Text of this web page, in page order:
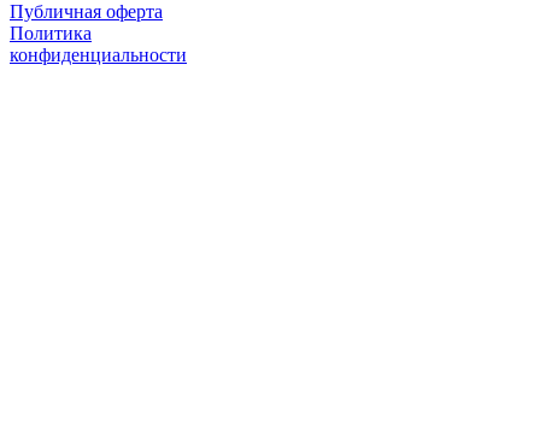
Публичная оферта
Политика
конфиденциальности